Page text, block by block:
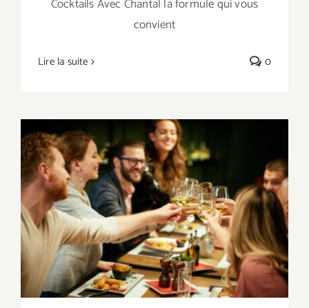
Cocktails Avec Chantal la formule qui vous
convient
Lire la suite 0
restaurant – thèse medecine